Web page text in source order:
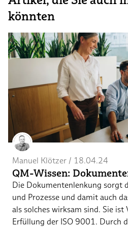
könnten
Manuel Klötzer / 18.04.24
QM-Wissen:
Die Dokumentenlenkung sorgt
und Prozesse und damit auch
als solches wirksam sind. Sie
Erfüllung der ISO 9001. Durch